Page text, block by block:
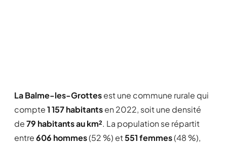
La Balme-les-Grottesest une commune rurale qui
compte1 157 habitantsen 2022, soit une densité
de79 habitants au km². La population se répartit
entre606 hommes(52 %) et551 femmes(48 %),